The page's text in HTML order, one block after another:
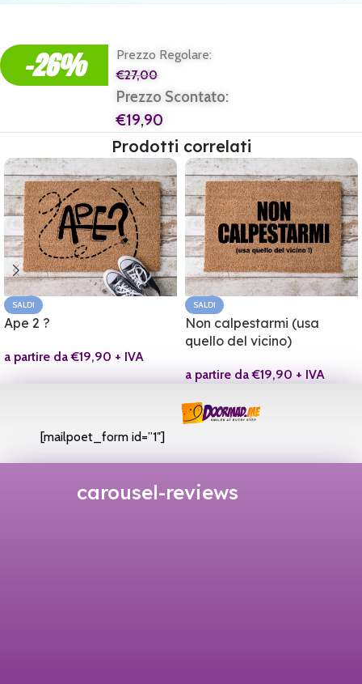
-26%
Prezzo Regolare:
€27,00
Prezzo Scontato:
€19,90
Prodotti correlati
SALDI
Ape 2 ?
a partire da€19,90 + IVA
SALDI
Non calpestarmi (usa
quello del vicino)
a partire da€19,90 + IVA
[mailpoet_form id=”1″]
carousel-reviews